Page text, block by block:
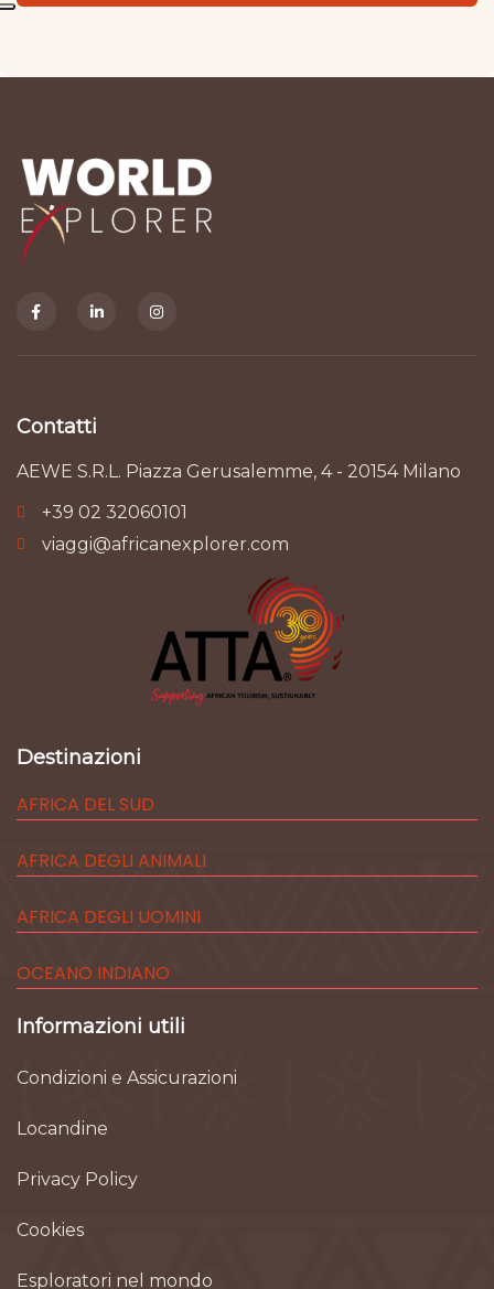
Contatti
AEWE S.R.L. Piazza Gerusalemme, 4 - 20154 Milano
+39 02 32060101
viaggi@africanexplorer.com
Destinazioni
AFRICA DEL SUD
AFRICA DEGLI ANIMALI
AFRICA DEGLI UOMINI
OCEANO INDIANO
Informazioni utili
Condizioni e Assicurazioni
Locandine
Privacy Policy
Cookies
Esploratori nel mondo